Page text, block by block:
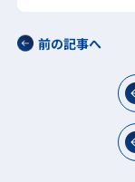
前の記事へ